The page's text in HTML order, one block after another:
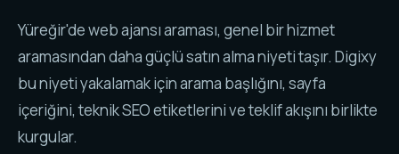
Yüreğir'de web ajansı araması, genel bir hizmet
aramasından daha güçlü satın alma niyeti taşır. Digixy
bu niyeti yakalamak için arama başlığını, sayfa
içeriğini, teknik SEO etiketlerini ve teklif akışını birlikte
kurgular.